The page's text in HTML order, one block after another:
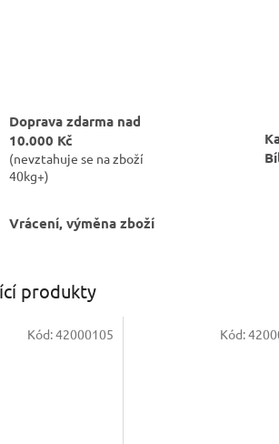
Doprava zdarma nad
10.000 Kč
(nevztahuje se na zboží
40kg+)
Vrácení, výměna zboží
produkty
Kód:42000105 Kód: